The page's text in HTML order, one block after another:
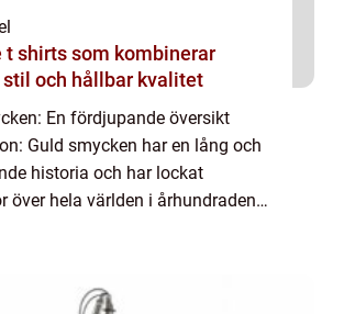
t shirts som kombinerar
och hållbar kvalitet
En fördjupande översikt
Guld smycken har en lång och
historia och har lockat
över hela världen i århundraden.